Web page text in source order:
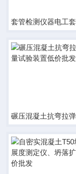
套管检测仪器电工
碾压混凝土抗弯拉